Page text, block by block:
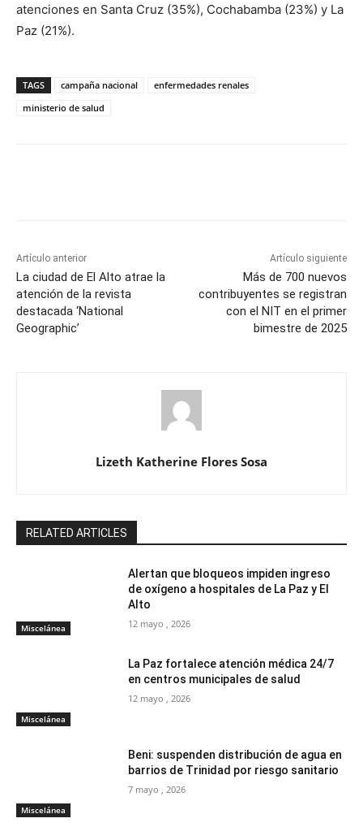
atenciones en Santa Cruz (35%), Cochabamba (23%) y La
Paz (21%).
TAGS campaña nacional
enfermedades renales
ministerio de salud
Artículo anterior
La ciudad de El Alto atrae la
atención de la revista
destacada ‘National
Geographic’
Artículo siguiente
Más de 700 nuevos
contribuyentes se registran
con el NIT en el primer
bimestre de 2025
Lizeth Katherine Flores Sosa
RELATED ARTICLES
Miscelánea
Alertan que bloqueos impiden ingreso
de oxígeno a hospitales de La Paz y El
Alto
12 mayo , 2026
Miscelánea
La Paz fortalece atención médica 24/7
en centros municipales de salud
12 mayo , 2026
Miscelánea
Beni: suspenden distribución de agua en
barrios de Trinidad por riesgo sanitario
7 mayo , 2026